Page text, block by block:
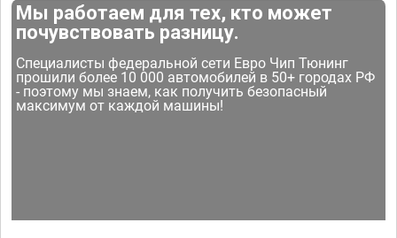
Мы работаем для тех, кто может
почувствовать разницу.
Специалисты федеральной сети Евро Чип Тюнинг
прошили более 10 000 автомобилей в 50+ городах РФ
- поэтому мы знаем, как получить безопасный
максимум от каждой машины!